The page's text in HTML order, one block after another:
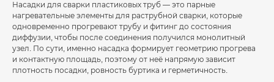
Насадки для сварки пластиковых труб — это парные
нагревательные элементы для раструбной сварки, которые
одновременно прогревают трубу и фитинг до состояния
диффузии, чтобы после соединения получился монолитный
узел. По сути, именно насадка формирует геометрию прогрева
и контактную площадь, поэтому от неё напрямую зависит
плотность посадки, ровность буртика и герметичность.